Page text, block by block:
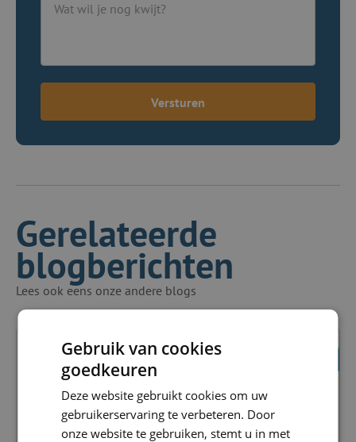
Versturen
Gerelateerde
blogberichten
Lees ook eens onze andere blogs
Blog 3 augustus 2026
10 vragen die je moet stellen aan
een nieuwe backofficepartner
Gebruik van cookies
goedkeuren
Deze website gebruikt cookies om uw
gebruikerservaring te verbeteren. Door
onze website te gebruiken, stemt u in met